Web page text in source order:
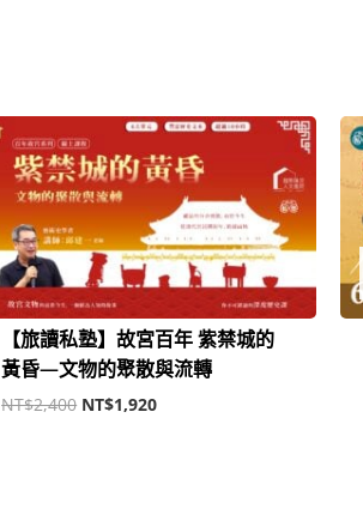
【旅讀私塾】故宮百年 紫禁城的
黃昏—文物的聚散與流轉
NT$2,400
始
價
格：
NT$2,400。
NT$1,920
目
價
格：
NT$1,920。